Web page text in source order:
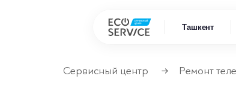
Ташкент
Сервисный центр → Ремонт